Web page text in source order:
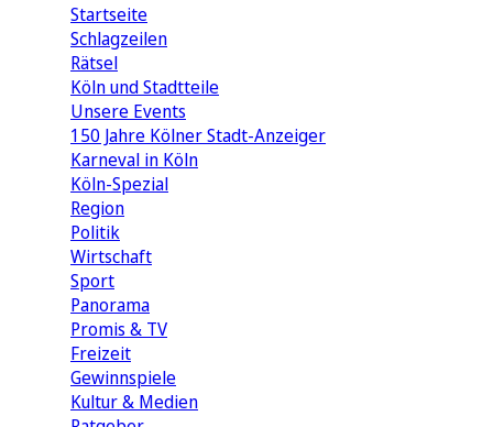
Startseite
Schlagzeilen
Rätsel
Köln und Stadtteile
Unsere Events
150 Jahre Kölner Stadt-Anzeiger
Karneval in Köln
Köln-Spezial
Region
Politik
Wirtschaft
Sport
Panorama
Promis & TV
Freizeit
Gewinnspiele
Kultur & Medien